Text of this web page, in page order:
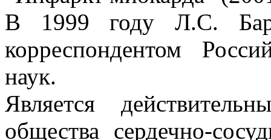
В 1999 году Л.С.
корреспондентом
наук.
Является
общества сердечно-